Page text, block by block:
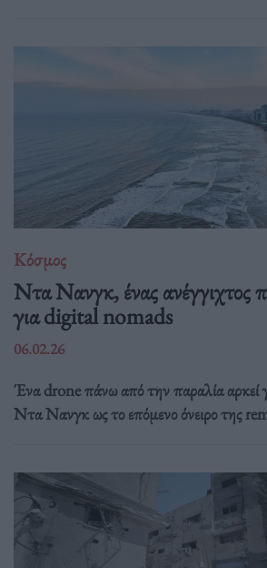
Κόσμος
Ντα Νανγκ, ένας ανέγγιχτος
για digital nomads
06.02.26
Ένα drone πάνω από την παραλία αρκεί
Ντα Νανγκ ως το επόμενο όνειρο της